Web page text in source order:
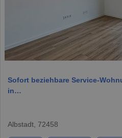
Sofort beziehbare Service-
in…
Albstadt, 72458